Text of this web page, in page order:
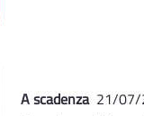
A scadenza 21/